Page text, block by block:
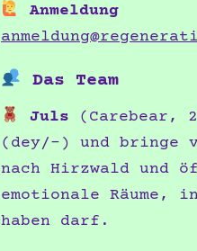
Anmeldung
anmeldung
Das Team
Juls (Carebear,
(dey/-) und bringe
nach Hirzwald und
emotionale Räume,
haben darf.